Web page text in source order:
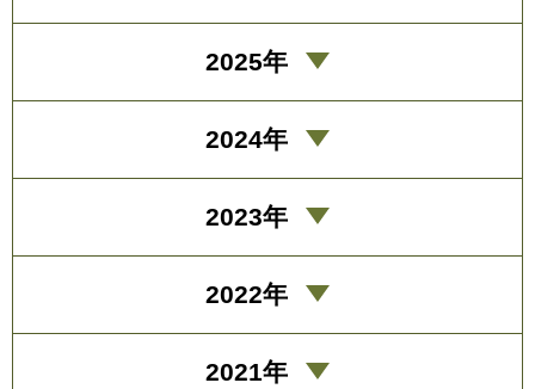
2025年
2024年
2023年
2022年
2021年